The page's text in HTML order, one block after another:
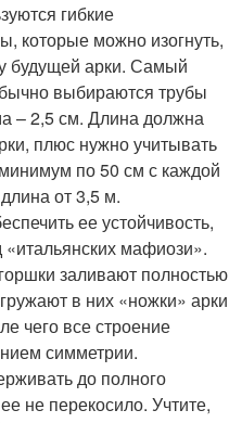
гибкие
которые можно изогнуть,
будущей арки. Самый
выбираются трубы
– 2,5 см. Длина должна
плюс нужно учитывать
по 50 см с каждой
от 3,5 м.
ее устойчивость,
«итальянских мафиози».
заливают полностью
в них «ножки» арки
чего все строение
симметрии.
до полного
не перекосило. Учтите,